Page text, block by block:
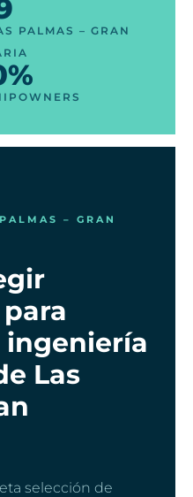
PALMAS – GRAN
– GRAN
ingeniería
Las
selección de